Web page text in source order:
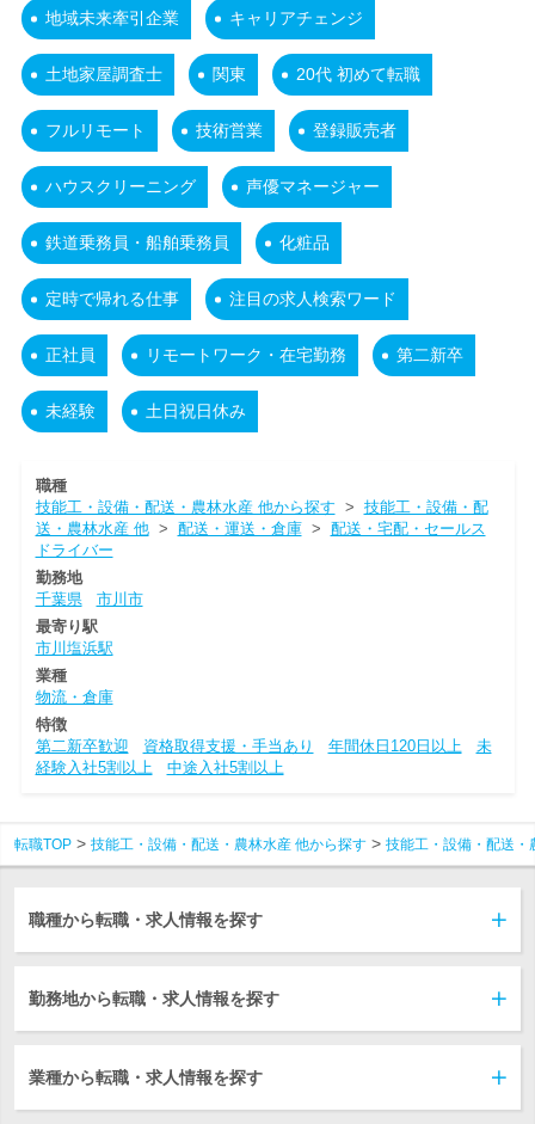
地域未来牽引企業 キャリアチェンジ
土地家屋調査士 関東 20代 初めて転職
フルリモート 技術営業 登録販売者
ハウスクリーニング 声優マネージャー
鉄道乗務員・船舶乗務員 化粧品
定時で帰れる仕事 注目の求人検索ワード
正社員 リモートワーク・在宅勤務 第二新卒
未経験 土日祝日休み
職種
技能工・設備・配送・農林水産 他から探す > 技能工・設備・配
送・農林水産 他> 配送・運送・倉庫> 配送・宅配・セールス
ドライバー
勤務地
千葉県
市川市
最寄り駅
市川塩浜駅
業種
物流・倉庫
特徴
第二新卒歓迎
資格取得支援・手当あり 年間休日120日以上
未
経験入社5割以上
中途入社5割以上
転職TOP 技能工・設備・配送・農林水産 他から探す 技能工・設備・配送・
職種から転職・求人情報を探す
勤務地から転職・求人情報を探す
業種から転職・求人情報を探す